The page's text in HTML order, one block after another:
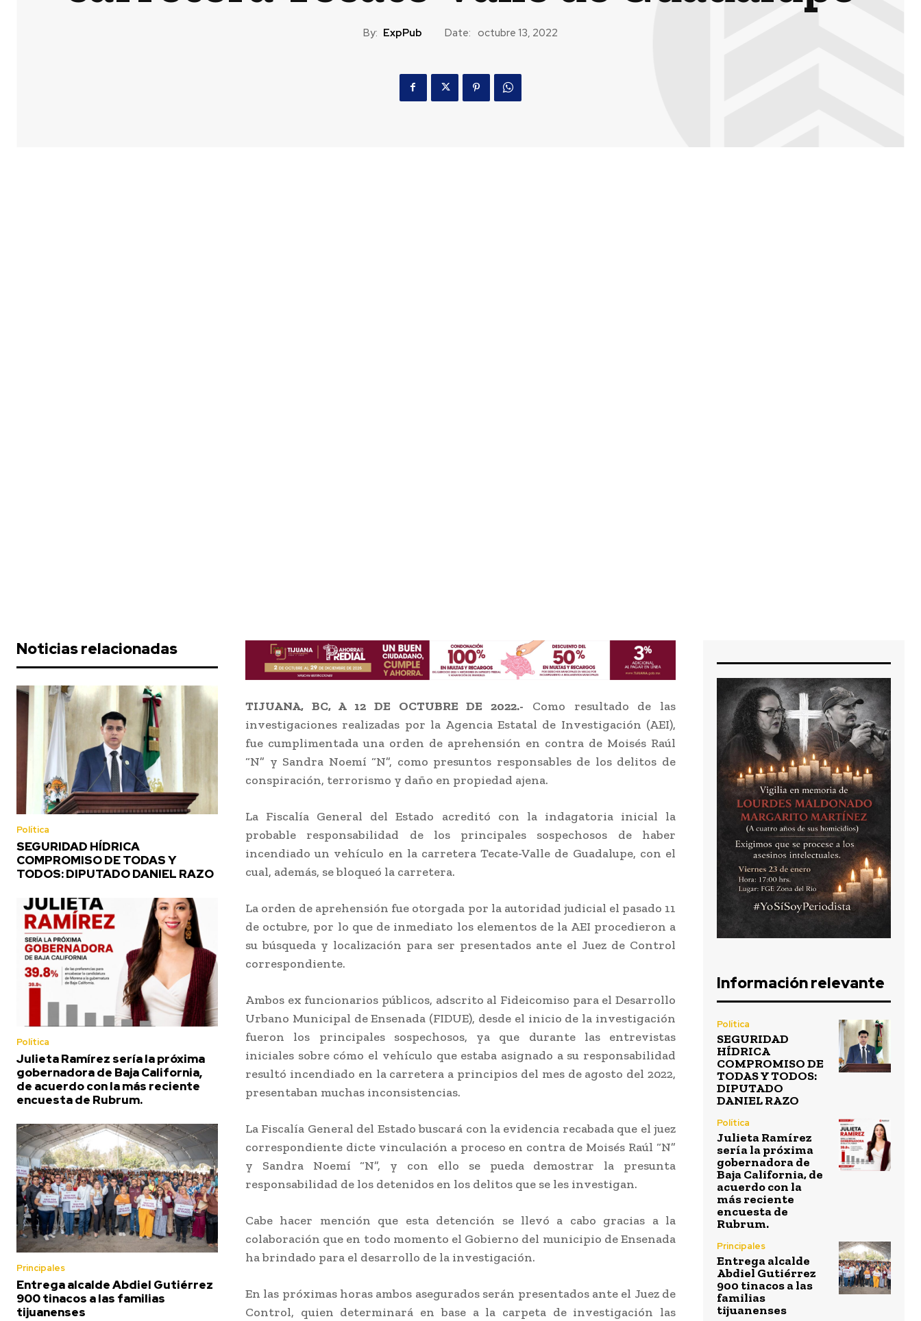
By: ExpPub Date: octubre 13, 2022
Noticias relacionadas
Política
SEGURIDAD HÍDRICA
COMPROMISO DE TODAS Y
TODOS: DIPUTADO DANIEL RAZO
Política
Julieta Ramírez sería la próxima
gobernadora de Baja California,
de acuerdo con la más reciente
encuesta de Rubrum.
Principales
Entrega alcalde Abdiel Gutiérrez
900 tinacos a las familias
tijuanenses
TIJUANA, BC, A 12 DE OCTUBRE DE 2022.- Como resultado de las
investigaciones realizadas por la Agencia Estatal de Investigación (AEI),
fue cumplimentada una orden de aprehensión en contra de Moisés Raúl
“N” y Sandra Noemí “N”, como presuntos responsables de los delitos de
conspiración, terrorismo y daño en propiedad ajena.
La Fiscalía General del Estado acreditó con la indagatoria inicial la
probable responsabilidad de los principales sospechosos de haber
incendiado un vehículo en la carretera Tecate-Valle de Guadalupe, con el
cual, además, se bloqueó la carretera.
La orden de aprehensión fue otorgada por la autoridad judicial el pasado 11
de octubre, por lo que de inmediato los elementos de la AEI procedieron a
su búsqueda y localización para ser presentados ante el Juez de Control
correspondiente.
Ambos ex funcionarios públicos, adscrito al Fideicomiso para el Desarrollo
Urbano Municipal de Ensenada (FIDUE), desde el inicio de la investigación
fueron los principales sospechosos, ya que durante las entrevistas
iniciales sobre cómo el vehículo que estaba asignado a su responsabilidad
resultó incendiado en la carretera a principios del mes de agosto del 2022,
presentaban muchas inconsistencias.
La Fiscalía General del Estado buscará con la evidencia recabada que el juez
correspondiente dicte vinculación a proceso en contra de Moisés Raúl “N”
y Sandra Noemí “N”, y con ello se pueda demostrar la presunta
responsabilidad de los detenidos en los delitos que se les investigan.
Cabe hacer mención que esta detención se llevó a cabo gracias a la
colaboración que en todo momento el Gobierno del municipio de Ensenada
ha brindado para el desarrollo de la investigación.
En las próximas horas ambos asegurados serán presentados ante el Juez de
Control, quien determinará en base a la carpeta de investigación las
Información relevante
Política
SEGURIDAD
HÍDRICA
COMPROMISO DE
TODAS Y TODOS:
DIPUTADO
DANIEL RAZO
Política
Julieta Ramírez
sería la próxima
gobernadora de
Baja California, de
acuerdo con la
más reciente
encuesta de
Rubrum.
Principales
Entrega alcalde
Abdiel Gutiérrez
900 tinacos a las
familias
tijuanenses